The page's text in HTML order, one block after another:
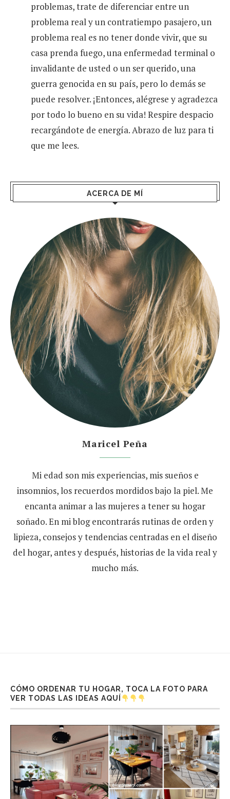
problemas, trate de diferenciar entre un
problema real y un contratiempo pasajero, un
problema real es no tener donde vivir, que su
casa prenda fuego, una enfermedad terminal o
invalidante de usted o un ser querido, una
guerra genocida en su país, pero lo demás se
puede resolver. ¡Entonces, alégrese y agradezca
por todo lo bueno en su vida! Respire despacio
recargándote de energía. Abrazo de luz para ti
que me lees.
ACERCA DE MÍ
Maricel Peña
Mi edad son mis experiencias, mis sueños e
insomnios, los recuerdos mordidos bajo la piel. Me
encanta animar a las mujeres a tener su hogar
soñado. En mi blog encontrarás rutinas de orden y
lipieza, consejos y tendencias centradas en el diseño
del hogar, antes y después, historias de la vida real y
mucho más.
CÓMO ORDENAR TU HOGAR, TOCA LA FOTO PARA
VER TODAS LAS IDEAS AQUÍ